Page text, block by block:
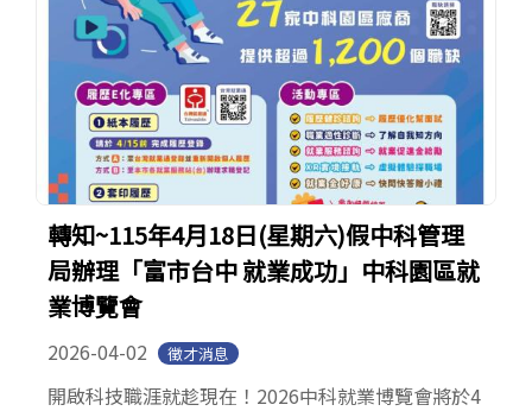
轉知~115年4月18日(星期六)假中科管理
局辦理「富市台中 就業成功」中科園區就
業博覽會
2026-04-02 徵才消息
開啟科技職涯就趁現在！2026中科就業博覽會將於4